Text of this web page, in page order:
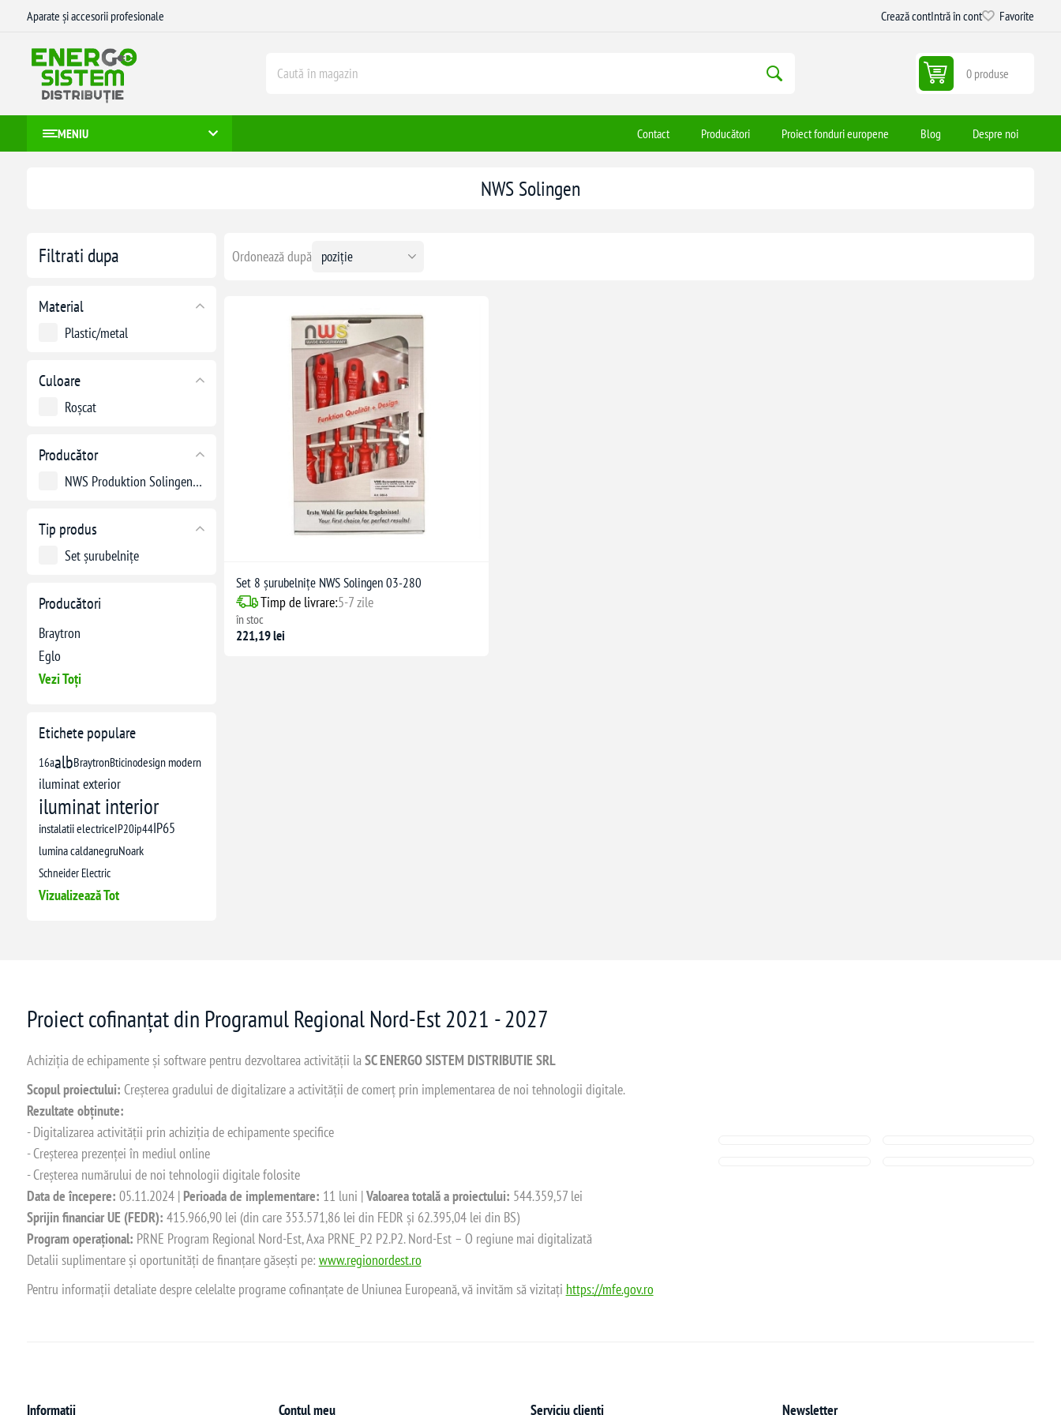
Aparate și accesorii profesionale Crează contIntră în cont Favorite
0 produse
MENIU Contact Producători Proiect fonduri europene Blog Despre noi
Filtrati dupa
Material
Plastic/metal
Culoare
Roșcat
Producător
NWS Produktion Solingen Germany
Tip produs
Set șurubelnițe
Producători
Braytron
Eglo
Vezi Toți
Etichete populare
16aalbBraytronBticinodesign modern
iluminat exterior
iluminat interior
instalatii electriceIP20ip44IP65
lumina caldanegruNoark
Schneider Electric
Vizualizează Tot
NWS Solingen
Ordonează după
Set 8 șurubelnițe NWS Solingen 03-280
Timp de livrare:5-7 zile
în stoc
221,19 lei
Proiect cofinanțat din Programul Regional Nord-Est 2021 - 2027
Achiziția de echipamente și software pentru dezvoltarea activității laSC ENERGO SISTEM DISTRIBUTIE SRL
Scopul proiectului: Creșterea gradului de digitalizare a activității de comerț prin implementarea de noi tehnologii digitale.
Rezultate obținute:
- Digitalizarea activității prin achiziția de echipamente specifice
- Creșterea prezenței în mediul online
- Creșterea numărului de noi tehnologii digitale folosite
Data de începere: 05.11.2024 | Perioada de implementare: 11 luni |Valoarea totală a proiectului: 544.359,57 lei
Sprijin financiar UE (FEDR): 415.966,90 lei (din care 353.571,86 lei din FEDR și 62.395,04 lei din BS)
Program operațional: PRNE Program Regional Nord-Est, Axa PRNE_P2 P2.P2. Nord-Est – O regiune mai digitalizată
Detalii suplimentare și oportunități de finanțare găsești pe: www.regionordest.ro
Pentru informații detaliate despre celelalte programe cofinanțate de Uniunea Europeană, vă invităm să vizitați https://mfe.gov.ro
Informații Contul meu Serviciu clienți Newsletter